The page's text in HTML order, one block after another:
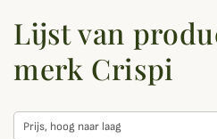
Lijst van
merk Crispi
Prijs, hoog naar laag